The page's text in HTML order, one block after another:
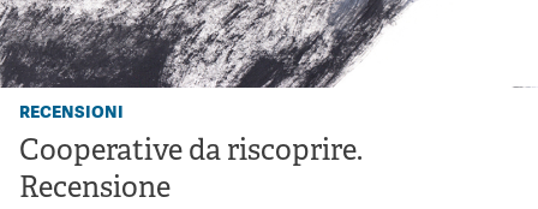
recensioni
Cooperative da riscoprire.
Recensione